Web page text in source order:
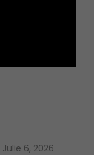
Julie 6, 2026